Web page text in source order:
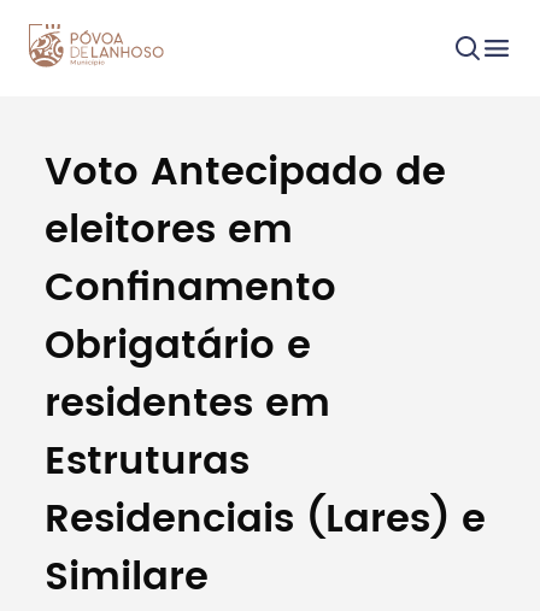
Procurar
Tipo de conteúdo
Filtros
Voto Antecipado de
eleitores em
Confinamento
Obrigatário e
residentes em
Estruturas
Residenciais (Lares) e
Similare